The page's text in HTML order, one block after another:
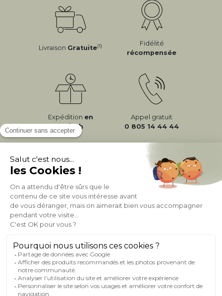
Livraison Gratuite(1)
Fidélité
récompensée
Expédition en
24/72h
Appel gratuit
0 805 14 44 44
À PROPOS DE MILIBOO
AIDE & CONTACT